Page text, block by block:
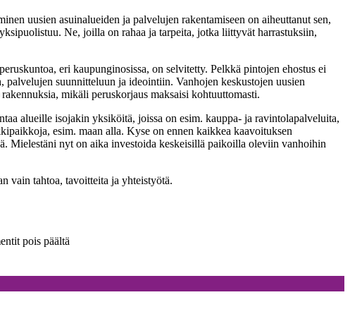
uusien asuinalueiden ja palvelujen rakentamiseen on aiheuttanut sen,
Ne, joilla on rahaa ja tarpeita, jotka liittyvät harrastuksiin,
eri kaupunginosissa, on selvitetty. Pelkkä pintojen ehostus ei
suunnitteluun ja ideointiin. Vanhojen keskustojen uusien
mikäli peruskorjaus maksaisi kohtuuttomasti.
alueille isojakin yksiköitä, joissa on esim. kauppa- ja ravintolapalveluita,
esim. maan alla. Kyse on ennen kaikkea kaavoituksen
Mielestäni nyt on aika investoida keskeisillä paikoilla oleviin vanhoihin
vain tahtoa, tavoitteita ja yhteistyötä.
pois päältä
ja
kehittyy